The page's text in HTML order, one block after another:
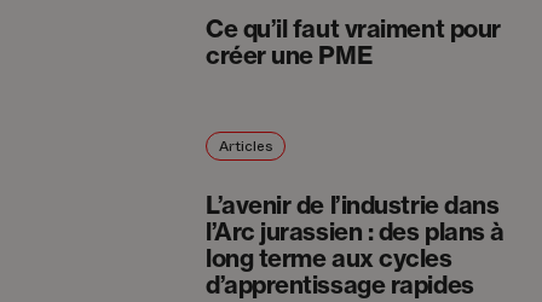
Ce qu’il faut vraiment pour
créer une PME
Articles
L’avenir de l’industrie dans
l’Arc jurassien : des plans à
long terme aux cycles
d’apprentissage rapides